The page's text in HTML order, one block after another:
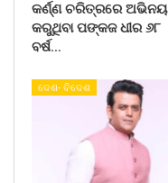
କର୍ଣ୍ଣ ଚରିତ୍ରରେ ଅଭିନୟ
କରୁଥିବା ପଙ୍କଜ ଧୀର ୬୮
ବର୍ଷ…
ଦେଶ- ବିଦେଶ